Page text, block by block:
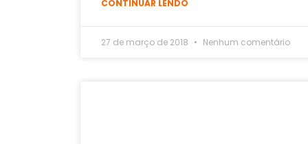
CONTINUAR LENDO
27 de março de 2018 Nenhum comentário